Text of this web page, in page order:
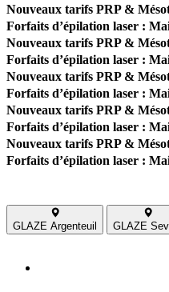
Nouveaux tarifs PRP &
Forfaits d’épilation laser :
Nouveaux tarifs PRP &
Forfaits d’épilation laser :
Nouveaux tarifs PRP &
Forfaits d’épilation laser :
Nouveaux tarifs PRP &
Forfaits d’épilation laser :
Nouveaux tarifs PRP &
Forfaits d’épilation laser :
GLAZE Argenteuil GLAZE